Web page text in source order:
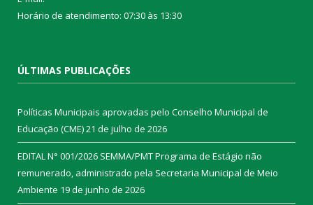
Horário de atendimento: 07:30 às 13:30
ÚLTIMAS PUBLICAÇÕES
Políticas Municipais aprovadas pelo Conselho Municipal de
Educação (CME)21 de julho de 2026
EDITAL N° 001/2026 SEMMA/PMT Programa de Estágio não
remunerado, administrado pela Secretaria Municipal de Meio
Ambiente 19 de junho de 2026